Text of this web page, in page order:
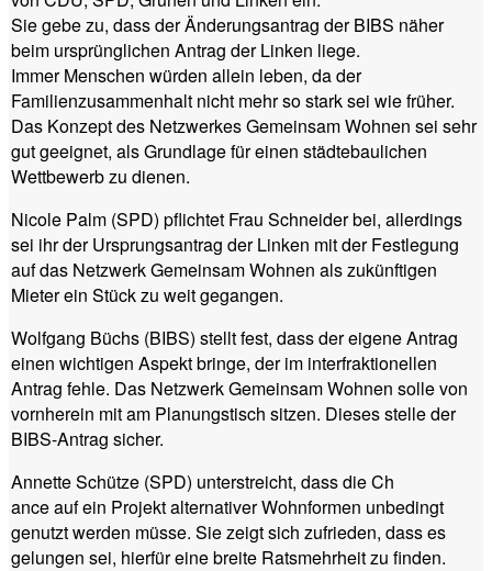
Sie gebe zu, dass der Änderungsantrag der BIBS näher
beim ursprünglichen Antrag der Linken liege.
Immer Menschen würden allein leben, da der
Familienzusammenhalt nicht mehr so stark sei wie früher.
Das Konzept des Netzwerkes Gemeinsam Wohnen sei sehr
gut geeignet, als Grundlage für einen städtebaulichen
Wettbewerb zu dienen.
Nicole Palm (SPD) pflichtet Frau Schneider bei, allerdings
sei ihr der Ursprungsantrag der Linken mit der Festlegung
auf das Netzwerk Gemeinsam Wohnen als zukünftigen
Mieter ein Stück zu weit gegangen.
Wolfgang Büchs (BIBS) stellt fest, dass der eigene Antrag
einen wichtigen Aspekt bringe, der im interfraktionellen
Antrag fehle. Das Netzwerk Gemeinsam Wohnen solle von
vornherein mit am Planungstisch sitzen. Dieses stelle der
BIBS-Antrag sicher.
Annette Schütze (SPD) unterstreicht, dass die Ch
ance auf ein Projekt alternativer Wohnformen unbedingt
genutzt werden müsse. Sie zeigt sich zufrieden, dass es
gelungen sei, hierfür eine breite Ratsmehrheit zu finden.